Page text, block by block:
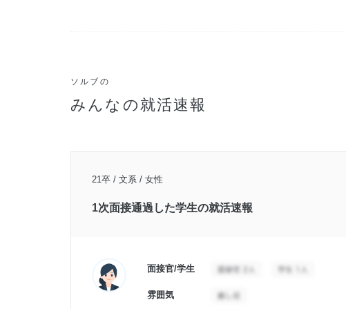
ソルブの
みんなの就活速報
21卒 / 文系 / 女性
1次面接通過した学生の就活速報
面接官/学生
雰囲気